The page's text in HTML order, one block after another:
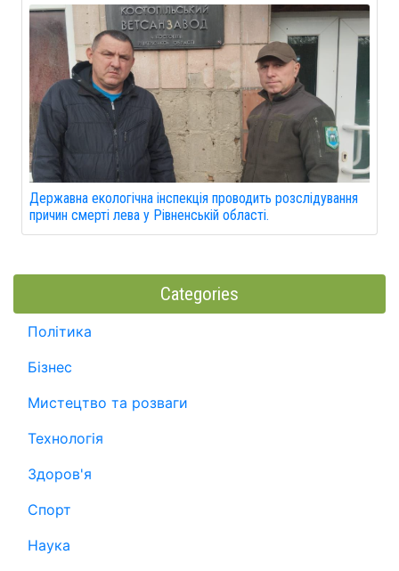
Державна екологічна інспекція проводить розслідування
причин смерті лева у Рівненській області.
Categories
Політика
Бізнес
Мистецтво та розваги
Технологія
Здоров'я
Спорт
Наука